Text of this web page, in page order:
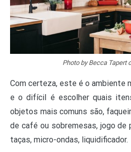
Photo by Becca Tapert
Com certeza, este é o ambiente
e o difícil é escolher quais
objetos mais comuns são,
de café ou sobremesas, jogo de
taças, micro-ondas, liquidificador.